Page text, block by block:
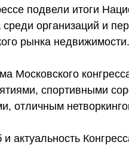
подвели итоги
среди организаций и
рынка недвижимости.
Московского
спортивными
отличным
актуальность